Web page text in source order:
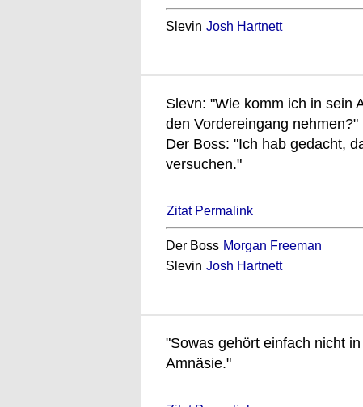
Slevin Josh Hartnett
Slevn: "Wie komm ich in sein
den Vordereingang nehmen?"
Der Boss: "Ich hab gedacht,
versuchen."
Zitat Permalink
Der Boss Morgan Freeman
Slevin Josh Hartnett
"Sowas gehört einfach nicht
Amnäsie."